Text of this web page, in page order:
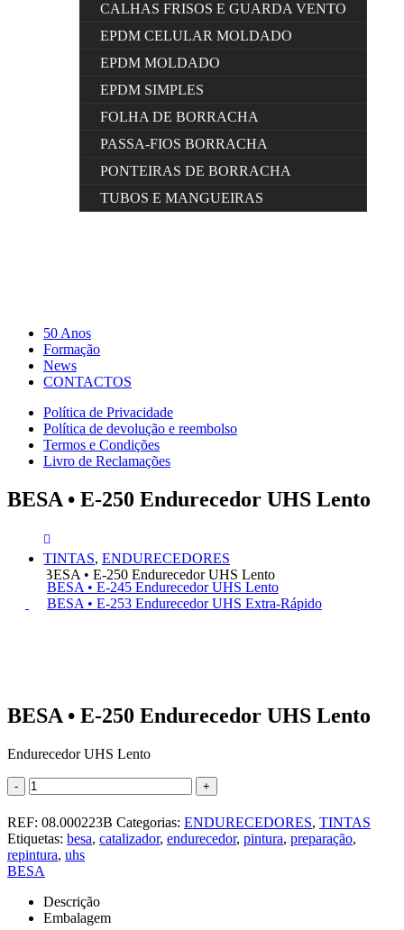
CALHAS FRISOS E GUARDA VENTO
EPDM CELULAR MOLDADO
EPDM MOLDADO
EPDM SIMPLES
FOLHA DE BORRACHA
PASSA-FIOS BORRACHA
PONTEIRAS DE BORRACHA
TUBOS E MANGUEIRAS
50 Anos
Formação
News
CONTACTOS
Política de Privacidade
Política de devolução e reembolso
Termos e Condições
Livro de Reclamações
BESA • E-250 Endurecedor UHS Lento
TINTAS, ENDURECEDORES
BESA • E-250 Endurecedor UHS Lento
BESA • E-245 Endurecedor UHS Lento
BESA • E-253 Endurecedor UHS Extra-Rápido
BESA • E-250 Endurecedor UHS Lento
Endurecedor UHS Lento
- +
REF: 08.000223B Categorias: ENDURECEDORES, TINTAS
Etiquetas: besa, catalizador, endurecedor, pintura, preparação,
repintura, uhs
BESA
Descrição
Embalagem